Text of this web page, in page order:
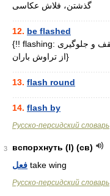
گذشتن، فلاش عکاسی
12. be flashed
{!! flashing: درزگیر، قطعه فلزبرای گرفتن درز پوشش سقف و جلوگیری
از تراوش باران}
13. flash round
14. flash by
Русско-персидский словарь
3
вспорхнуть (I) (св)
فعل take wing
Русско-персидский словарь